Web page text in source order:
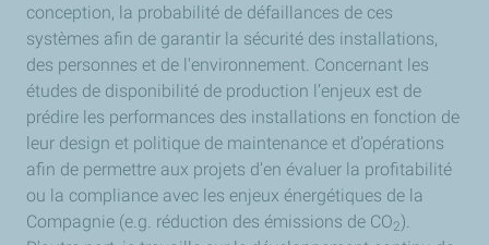
conception, la probabilité de défaillances de ces
systèmes afin de garantir la sécurité des installations,
des personnes et de l'environnement. Concernant les
études de disponibilité de production l’enjeux est de
prédire les performances des installations en fonction de
leur design et politique de maintenance et d’opérations
afin de permettre aux projets d’en évaluer la profitabilité
ou la compliance avec les enjeux énergétiques de la
Compagnie (e.g. réduction des émissions de CO2).